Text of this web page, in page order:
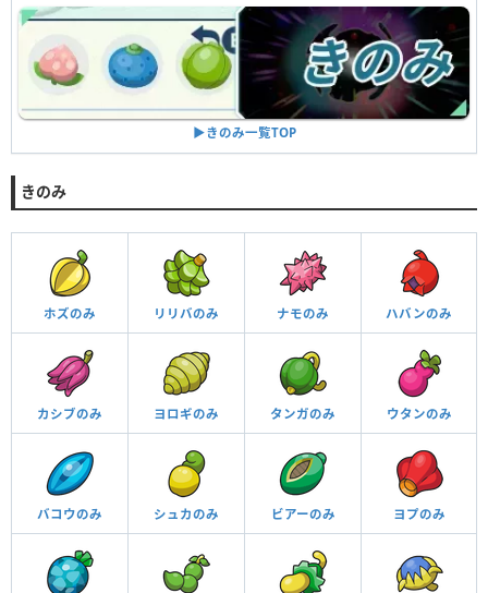
▶︎きのみ一覧TOP
きのみ
ホズのみ リリバのみ ナモのみ ハバンのみ
カシブのみ ヨロギのみ タンガのみ ウタンのみ
バコウのみ シュカのみ ビアーのみ ヨプのみ